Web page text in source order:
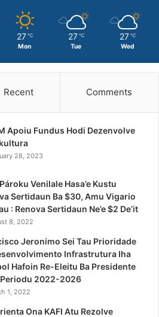
27 ℃
Mon
27 ℃
Tue
27 ℃
Wed
Recent Comments
Apoiu Fundus Hodi Dezenvolve
28, 2023
Venilale Hasa’e Kustu
Sertidaun Ba $30, Amu Vigario
: Renova Sertidaun Ne’e $2 De’it
8, 2022
Jeronimo Sei Tau Prioridade
Infrastrutura Iha
Hafoin Re-Eleitu Ba Presidente
Periodu 2022-2026
1, 2022
Ona KAFI Atu Rezolve